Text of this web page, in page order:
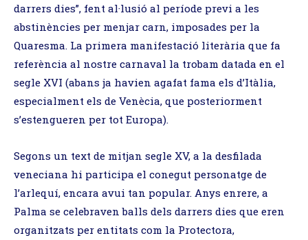
darrers dies”, fent al·lusió al període previ a les
abstinències per menjar carn, imposades per la
Quaresma. La primera manifestació literària que fa
referència al nostre carnaval la trobam datada en el
segle XVI (abans ja havien agafat fama els d’Itàlia,
especialment els de Venècia, que posteriorment
s’estengueren per tot Europa).
Segons un text de mitjan segle XV, a la desfilada
veneciana hi participa el conegut personatge de
l’arlequí, encara avui tan popular. Anys enrere, a
Palma se celebraven balls dels darrers dies que eren
organitzats per entitats com la Protectora,